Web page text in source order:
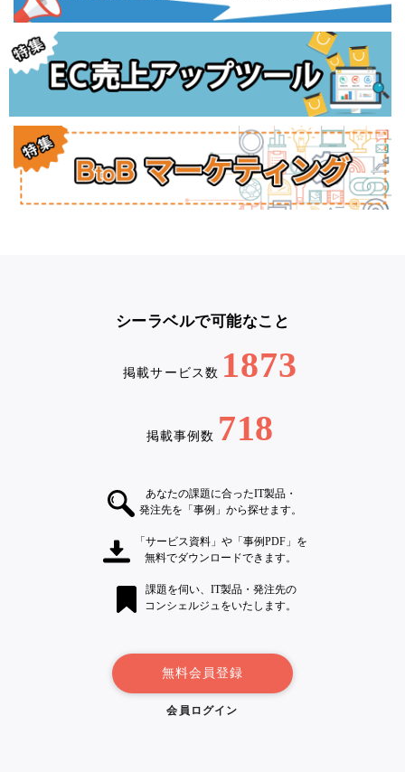
シーラベルで可能なこと
掲載サービス数 1873
掲載事例数 718
あなたの課題に合ったIT製品・
発注先を「事例」から探せます。
「サービス資料」や「事例PDF」を
無料でダウンロードできます。
課題を伺い、IT製品・発注先の
コンシェルジュをいたします。
無料会員登録
会員ログイン